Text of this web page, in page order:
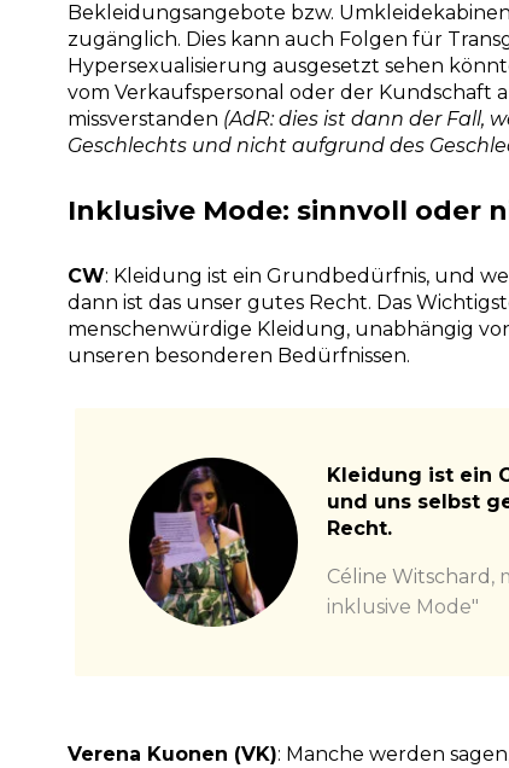
Bekleidungsangebote bzw.
zugänglich. Dies kann auch Folgen für
Hypersexualisierung ausgesetzt sehen
vom Verkaufspersonal oder der Kundschaft
missverstanden (AdR: dies ist dann der Fall,
Geschlechts und nicht aufgrund des
Inklusive Mode: sinnvoll oder
CW: Kleidung ist ein Grundbedürfnis, und
dann ist das unser gutes Recht. Das
menschenwürdige Kleidung, unabhängig
unseren besonderen Bedürfnissen.
Kleidung ist ein
und uns selbst
Recht.
Céline Witschard ,
inklusive Mode"
Verena Kuonen (VK): Manche werden